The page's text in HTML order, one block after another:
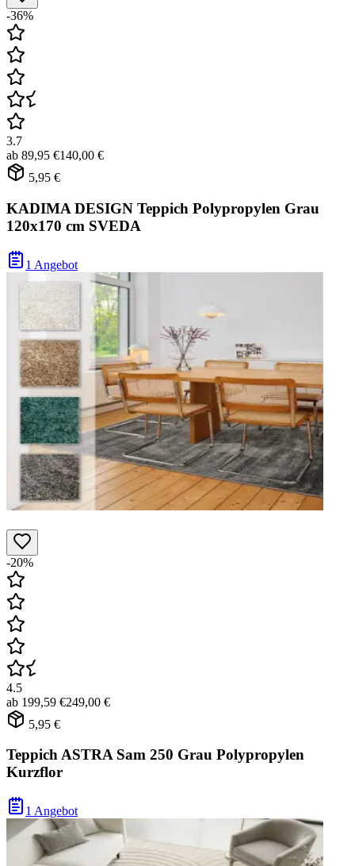
-36%
3.7
ab 89,95 €140,00 €
5,95 €
KADIMA DESIGN Teppich Polypropylen Grau
120x170 cm SVEDA
1 Angebot
-20%
4.5
ab 199,59 €249,00 €
5,95 €
Teppich ASTRA Sam 250 Grau Polypropylen
Kurzflor
1 Angebot